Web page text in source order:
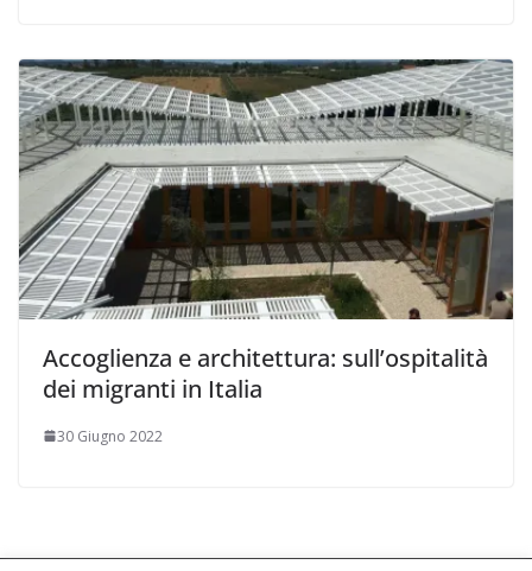
Accoglienza e architettura: sull’ospitalità
dei migranti in Italia
30 Giugno 2022